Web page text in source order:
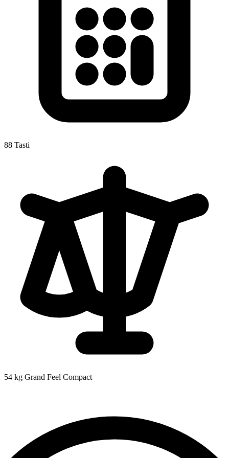
88 Tasti
54 kg Grand Feel Compact